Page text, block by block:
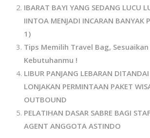
IBARAT BAYI YANG SEDANG LUCU
IINTOA MENJADI INCARAN BANYAK
1)
Tips Memilih Travel Bag,
Kebutuhanmu !
LIBUR PANJANG LEBARAN
LONJAKAN PERMINTAAN PAKET
OUTBOUND
PELATIHAN DASAR SABRE BAGI
AGENT ANGGOTA ASTINDO